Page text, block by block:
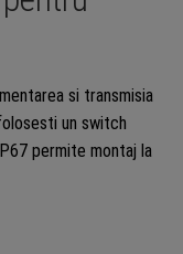
si transmisia
un switch
permite montaj la